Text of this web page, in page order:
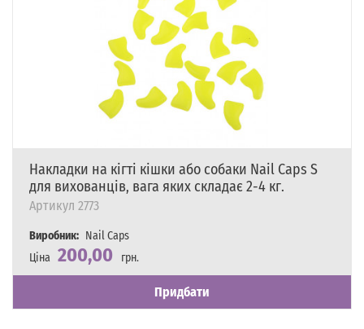
Накладки на кігті кішки або собаки Nail Caps S
для вихованців, вага яких складає 2-4 кг.
Артикул 2773
Виробник: Nail Caps
Ціна 200,00
грн.
Наявність
Є в наявності
Придбати